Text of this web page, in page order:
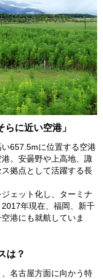
に近い空港」
657.5mに位置する空港
。安曇野や上高地、諏
拠点として活躍する長
ェット化し、ターミナ
年現在、福岡、新千
港にも就航していま
は？
名古屋方面に向かう特